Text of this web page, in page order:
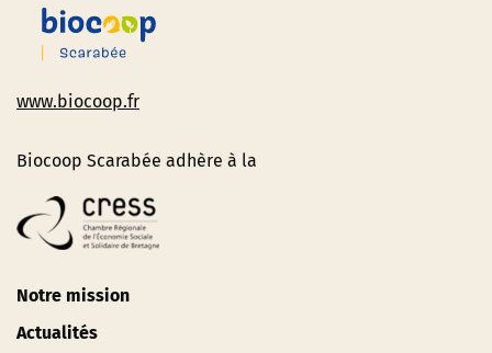
www.biocoop.fr
Biocoop Scarabée adhère à la
Notre mission
Actualités